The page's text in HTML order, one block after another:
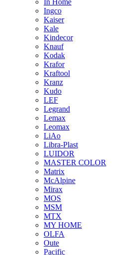
In Home
Ingco
Kaiser
Kale
Kindecor
Knauf
Kodak
Krafor
Kraftool
Kranz
Kudo
LEF
Legrand
Lemax
Leomax
LiAo
Libra-Plast
LUIDOR
MASTER COLOR
Matrix
McAlpine
Mirax
MOS
MSM
MTX
MY HOME
OLFA
Oute
Pacific